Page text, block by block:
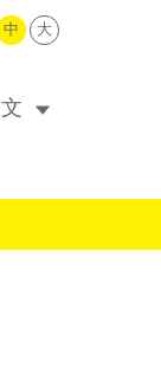
中 大